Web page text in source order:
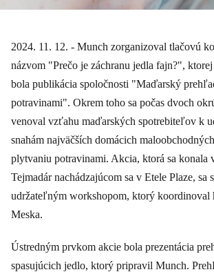
2024. 11. 12. - Munch zorganizoval tlačovú
názvom "Prečo je záchranu jedla fajn?",
bola publikácia spoločnosti "Maďarský
potravinami". Okrem toho sa počas dvoch
venoval vzťahu maďarských spotrebiteľov k
snahám najväčších domácich
plytvaniu potravinami. Akcia, ktorá sa konala
Tejmadár nachádzajúcom sa v Etele Plaze, sa
udržateľným workshopom, ktorý koordinoval
Meska.
Ústredným prvkom akcie bola prezentácia
spasujúcich jedlo, ktorý pripravil Munch.